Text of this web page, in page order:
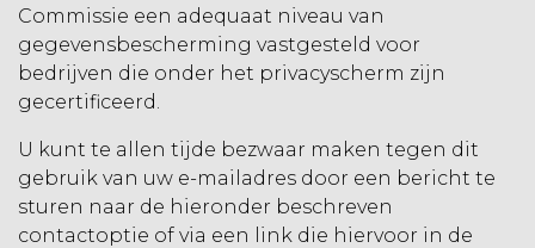
Commissie een adequaat niveau van
gegevensbescherming vastgesteld voor
bedrijven die onder het privacyscherm zijn
gecertificeerd.
U kunt te allen tijde bezwaar maken tegen dit
gebruik van uw e-mailadres door een bericht te
sturen naar de hieronder beschreven
contactoptie of via een link die hiervoor in de